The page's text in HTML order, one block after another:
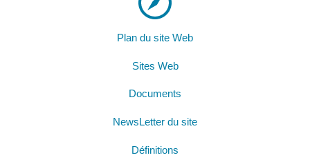
Plan du site Web
Sites Web
Documents
NewsLetter du site
Définitions